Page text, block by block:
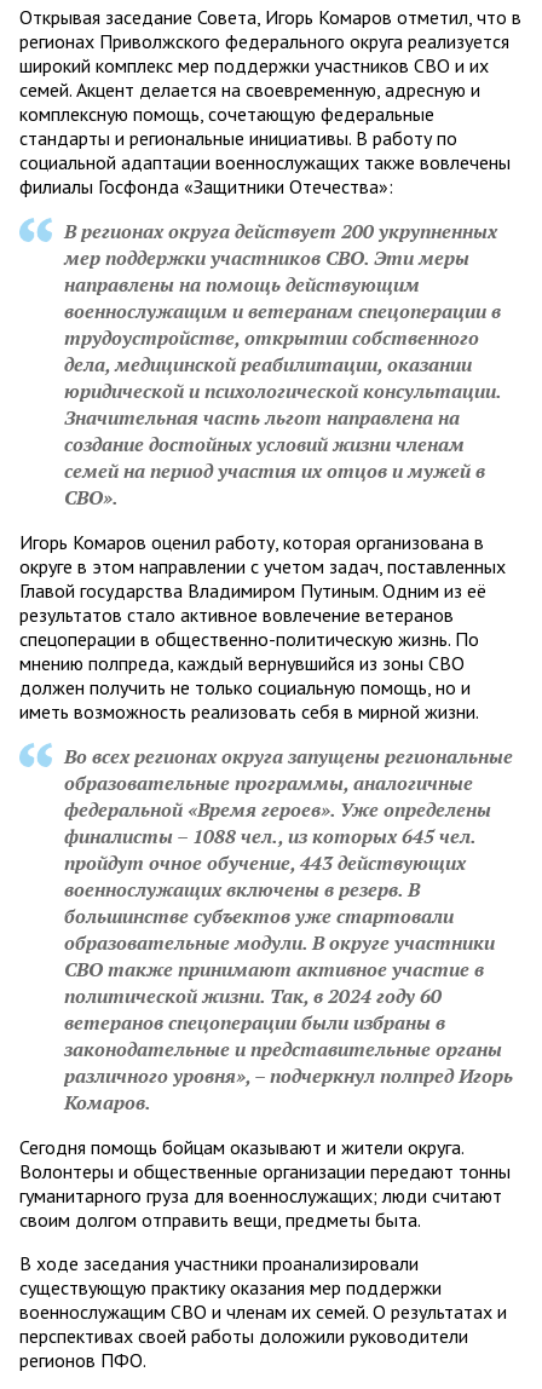
Открывая заседание Совета, Игорь Комаров отметил, что в
регионах Приволжского федерального округа реализуется
широкий комплекс мер поддержки участников СВО и их
семей. Акцент делается на своевременную, адресную и
комплексную помощь, сочетающую федеральные
стандарты и региональные инициативы. В работу по
социальной адаптации военнослужащих также вовлечены
филиалы Госфонда «Защитники Отечества»:
В регионах округа действует 200 укрупненных
мер поддержки участников СВО. Эти меры
направлены на помощь действующим
военнослужащим и ветеранам спецоперации в
трудоустройстве, открытии собственного
дела, медицинской реабилитации, оказании
юридической и психологической консультации.
Значительная часть льгот направлена на
создание достойных условий жизни членам
семей на период участия их отцов и мужей в
СВО».
Игорь Комаров оценил работу, которая организована в
округе в этом направлении с учетом задач, поставленных
Главой государства Владимиром Путиным. Одним из её
результатов стало активное вовлечение ветеранов
спецоперации в общественно-политическую жизнь. По
мнению полпреда, каждый вернувшийся из зоны СВО
должен получить не только социальную помощь, но и
иметь возможность реализовать себя в мирной жизни.
Во всех регионах округа запущены региональные
образовательные программы, аналогичные
федеральной «Время героев». Уже определены
финалисты – 1088 чел., из которых 645 чел.
пройдут очное обучение, 443 действующих
военнослужащих включены в резерв. В
большинстве субъектов уже стартовали
образовательные модули. В округе участники
СВО также принимают активное участие в
политической жизни. Так, в 2024 году 60
ветеранов спецоперации были избраны в
законодательные и представительные органы
различного уровня», – подчеркнул полпред Игорь
Комаров.
Сегодня помощь бойцам оказывают и жители округа.
Волонтеры и общественные организации передают тонны
гуманитарного груза для военнослужащих; люди считают
своим долгом отправить вещи, предметы быта.
В ходе заседания участники проанализировали
существующую практику оказания мер поддержки
военнослужащим СВО и членам их семей. О результатах и
перспективах своей работы доложили руководители
регионов ПФО.